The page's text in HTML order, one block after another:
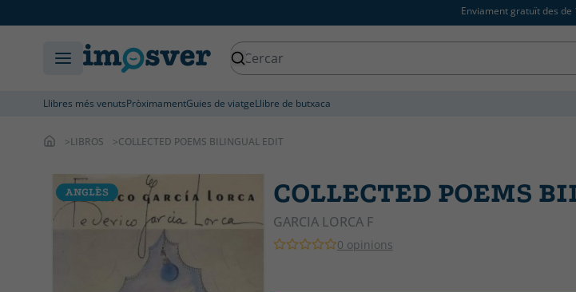
Enviament gratuït des de
Llibres més venutsPròximamentGuies de viatgeLlibre de butxaca
LIBROS COLLECTED POEMS BILINGUAL EDIT
ANGLÈS COLLECTED POEMS
GARCIA LORCA F
0 opinions